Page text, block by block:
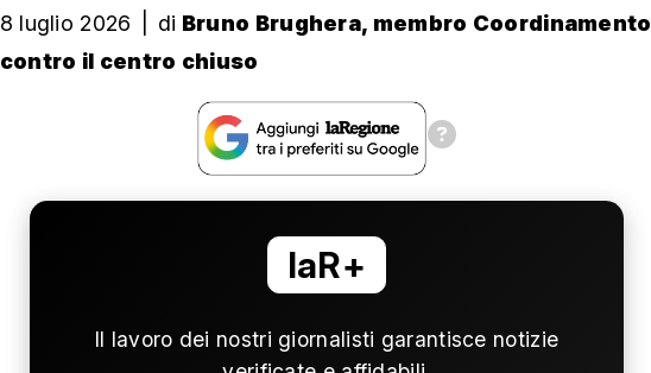
8 luglio 2026 di Bruno Brughera, membro Coordinamento
contro il centro chiuso
laR+
Il lavoro dei nostri giornalisti garantisce notizie